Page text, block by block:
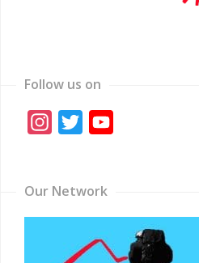
Follow us on
Instagram
Twitter
Our Network